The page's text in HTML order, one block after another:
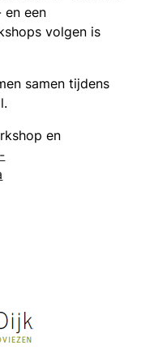
een
volgen is
samen tijdens
en